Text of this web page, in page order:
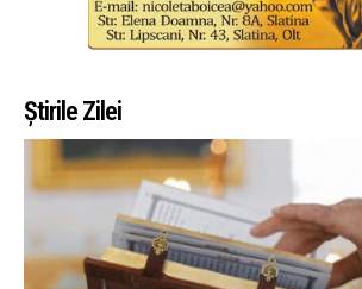
Știrile Zilei